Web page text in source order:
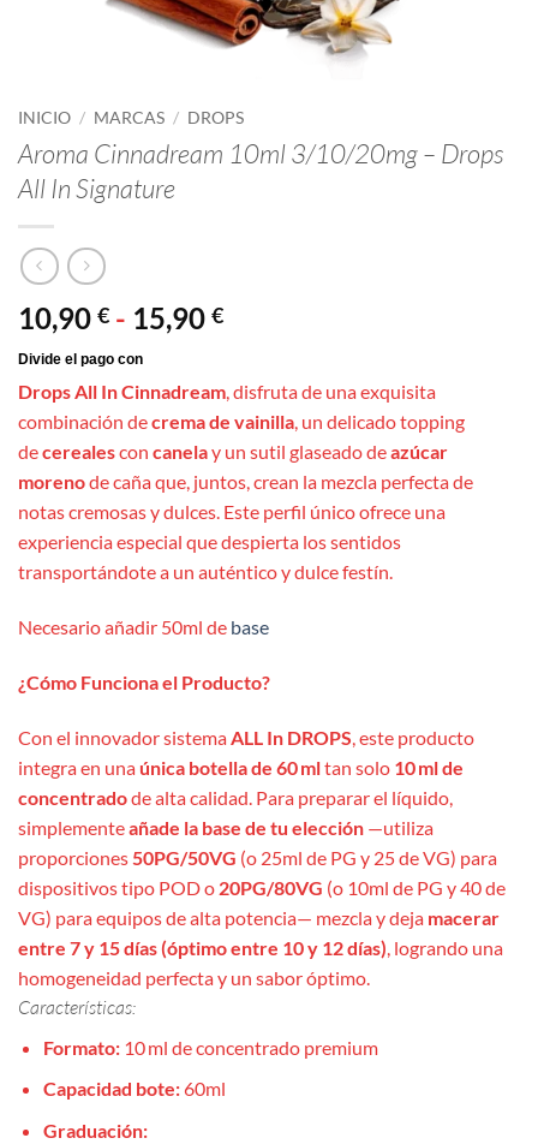
INICIO / MARCAS / DROPS
Aroma Cinnadream 10ml 3/10/20mg – Drops
All In Signature
10,90 € - 15,90 €Rango
desde
10,90 €
hasta
15,90 €
Drops All In Cinnadream, disfruta de una exquisita
combinación decrema de vainilla, un delicado topping
decerealescon canelay un sutil glaseado deazúcar
morenode caña que, juntos, crean la mezcla perfecta de
notas cremosas y dulces. Este perfil único ofrece una
experiencia especial que despierta los sentidos
transportándote a un auténtico y dulce festín.
Necesario añadir 50ml de base
¿Cómo Funciona el Producto?
Con el innovador sistemaALL In DROPS, este producto
integra en una única botella de 60 mltan solo 10 ml de
concentradode alta calidad. Para preparar el líquido,
simplementeañade la base de tu elección —utiliza
proporciones50PG/50VG (o 25ml de PG y 25 de VG) para
dispositivos tipo POD o 20PG/80VG (o 10ml de PG y 40 de
VG) para equipos de alta potencia— mezcla y deja macerar
entre 7 y 15 días (óptimo entre 10 y 12 días), logrando una
homogeneidad perfecta y un sabor óptimo.
Características:
Formato: 10 ml de concentrado premium
Capacidad bote:60ml
Graduación: